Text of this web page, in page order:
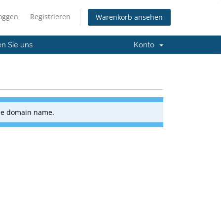
Registrieren Warenkorb ansehen
Sie uns Konto
domain name.